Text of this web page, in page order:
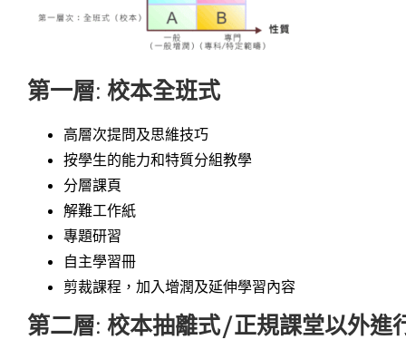
第一層: 校本全班式
高層次提問及思維技巧
按學生的能力和特質分組教學
分層課頁
解難工作紙
專題研習
自主學習冊
剪裁課程，加入增潤及延伸學習內容
第二層: 校本抽離式/正規課堂以外進